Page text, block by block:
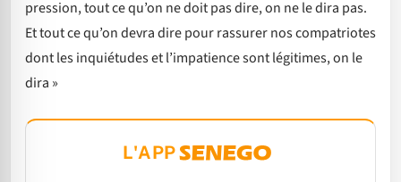
pression, tout ce qu’on ne doit pas dire, on ne le dira pas.
Et tout ce qu’on devra dire pour rassurer nos compatriotes
dont les inquiétudes et l’impatience sont légitimes, on le
dira »
L'APP